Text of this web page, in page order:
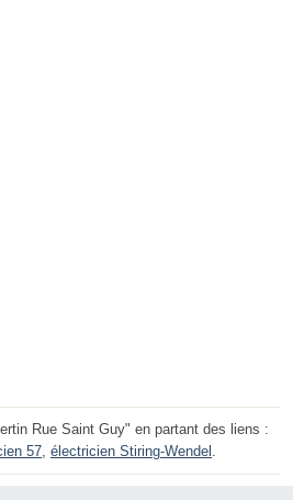
Rue Saint Guy" en partant des liens :
57, électricien Stiring-Wendel .